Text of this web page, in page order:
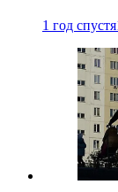
1 год спустя